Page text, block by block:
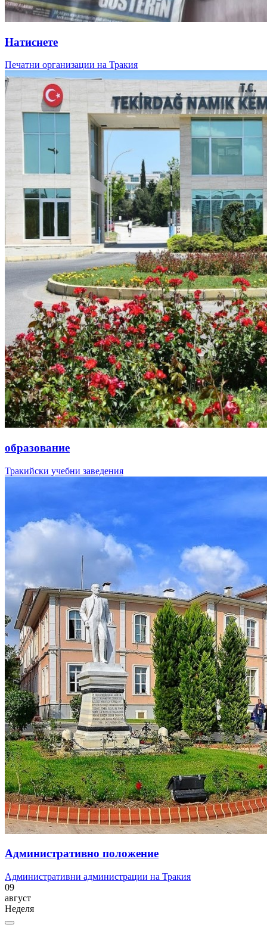
Натиснете
Печатни организации на Тракия
образование
Тракийски учебни заведения
Административно положение
Административни администрации на Тракия
09
август
Неделя